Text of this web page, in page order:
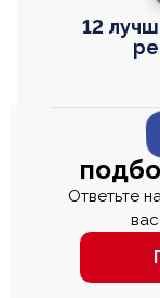
12
Ответьте